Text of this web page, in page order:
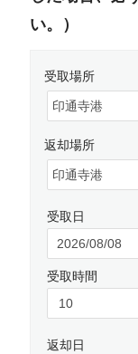
い。）
受取場所
返却場所
受取日
受取時間
返却日